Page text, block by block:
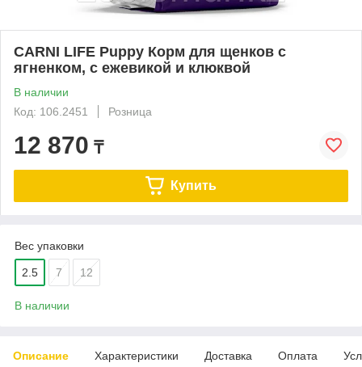
CARNI LIFE Puppy Корм для щенков с
ягненком, с ежевикой и клюквой
В наличии
Код: 106.2451
Розница
12 870 ₸
Купить
Вес упаковки
2.5 7 12
В наличии
Описание Характеристики Доставка Оплата